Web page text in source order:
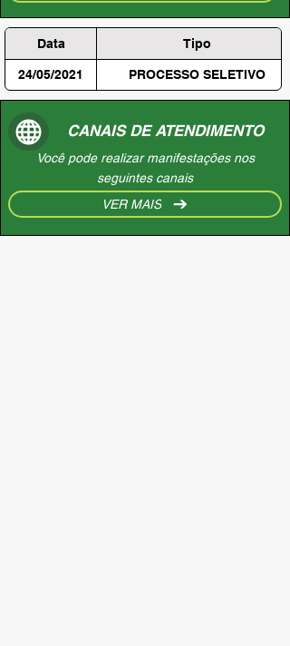
Data Tipo
24/05/2021 PROCESSO SELETIVO
CANAIS DE ATENDIMENTO
Você pode realizar manifestações nos
seguintes canais
VER MAIS